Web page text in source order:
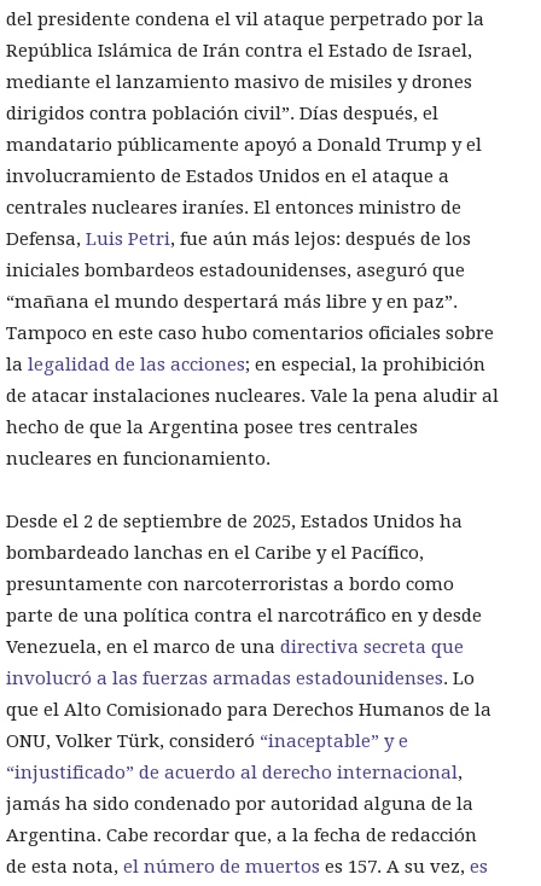
del presidente condena el vil ataque perpetrado por la
República Islámica de Irán contra el Estado de Israel,
mediante el lanzamiento masivo de misiles y drones
dirigidos contra población civil”. Días después, el
mandatario públicamente apoyó a Donald Trump y el
involucramiento de Estados Unidos en el ataque a
centrales nucleares iraníes. El entonces ministro de
Defensa, Luis Petri, fue aún más lejos: después de los
iniciales bombardeos estadounidenses, aseguró que
“mañana el mundo despertará más libre y en paz”.
Tampoco en este caso hubo comentarios oficiales sobre
la legalidad de las acciones; en especial, la prohibición
de atacar instalaciones nucleares. Vale la pena aludir al
hecho de que la Argentina posee tres centrales
nucleares en funcionamiento.
Desde el 2 de septiembre de 2025, Estados Unidos ha
bombardeado lanchas en el Caribe y el Pacífico,
presuntamente con narcoterroristas a bordo como
parte de una política contra el narcotráfico en y desde
Venezuela, en el marco de una directiva secreta que
involucró a las fuerzas armadas estadounidenses. Lo
que el Alto Comisionado para Derechos Humanos de la
ONU, Volker Türk, consideró “inaceptable” y e
“injustificado” de acuerdo al derecho internacional,
jamás ha sido condenado por autoridad alguna de la
Argentina. Cabe recordar que, a la fecha de redacción
de esta nota, el número de muertos es 157. A su vez, es